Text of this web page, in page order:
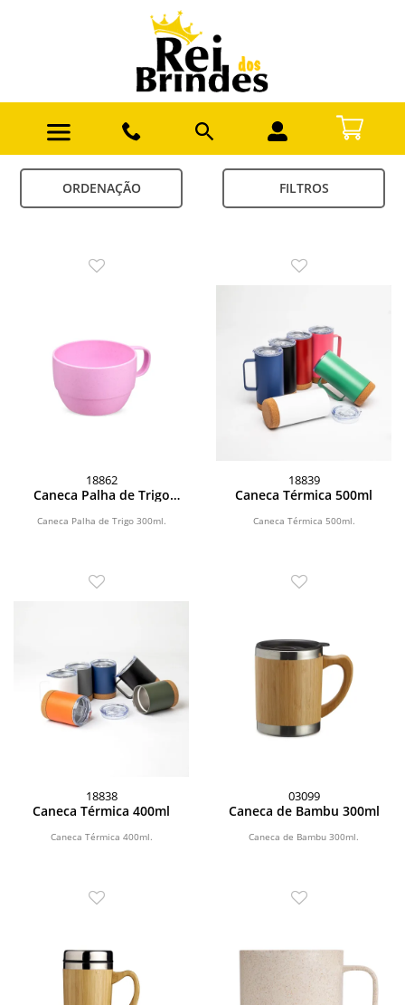
ORDENAÇÃO FILTROS
18862
Caneca Palha de Trigo
Caneca Palha de Trigo 300ml.
18839
Caneca Térmica 500ml
Caneca Térmica 500ml.
18838
Caneca Térmica 400ml
Caneca Térmica 400ml.
03099
Caneca de Bambu 300ml
Caneca de Bambu 300ml.